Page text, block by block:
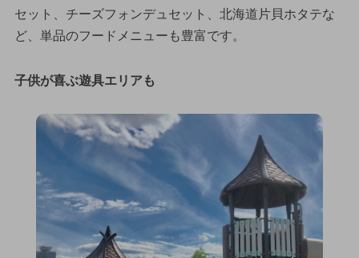
セット、チーズフォンデュセット、北海道片貝ホタテな
ど、単品のフードメニューも豊富です。
子供が喜ぶ遊具エリアも